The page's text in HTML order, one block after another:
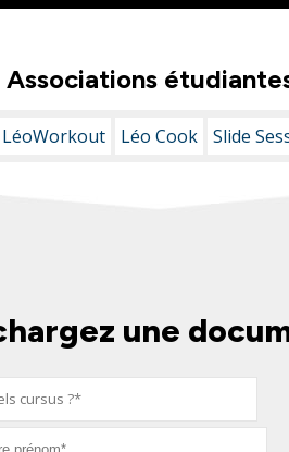
Associations
LéoWorkout Léo Cook Slide
une